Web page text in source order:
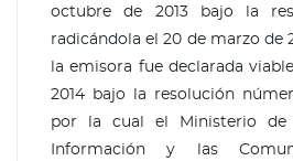
octubre de 2013 bajo la
radicándola el 20 de marzo de
la emisora fue declarada
2014 bajo la resolución
por la cual el Ministerio de
Información y las